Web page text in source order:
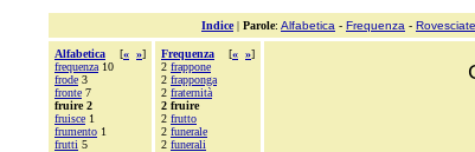
Indice| Parole: Alfabetica - Frequenza - Rovesciate
Alfabetica [« »]
frequenza 10
frode 3
fronte 7
fruire 2
fruisce 1
frumento 1
frutti 5
Frequenza [« »]
2 frappone
2 frapponga
2 fraternità
2 fruire
2 frutto
2 funerale
2 funerali